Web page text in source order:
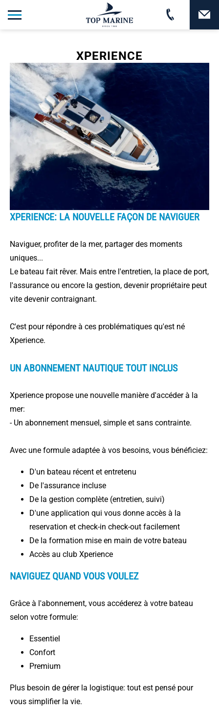
XPERIENCE
XPERIENCE: LA NOUVELLE FAÇON DE NAVIGUER
Naviguer, profiter de la mer, partager des moments
uniques...
Le bateau fait rêver. Mais entre l'entretien, la place de port,
l'assurance ou encore la gestion, devenir propriétaire peut
vite devenir contraignant.
C'est pour répondre à ces problématiques qu'est né
Xperience.
UN ABONNEMENT NAUTIQUE TOUT INCLUS
Xperience propose une nouvelle manière d'accéder à la
mer:
- Un abonnement mensuel, simple et sans contrainte.
Avec une formule adaptée à vos besoins, vous bénéficiez:
D'un bateau récent et entretenu
De l'assurance incluse
De la gestion complète (entretien, suivi)
D'une application qui vous donne accès à la
reservation et check-in check-out facilement
De la formation mise en main de votre bateau
Accès au club Xperience
NAVIGUEZ QUAND VOUS VOULEZ
Grâce à l'abonnement, vous accéderez à votre bateau
selon votre formule:
Essentiel
Confort
Premium
Plus besoin de gérer la logistique: tout est pensé pour
vous simplifier la vie.